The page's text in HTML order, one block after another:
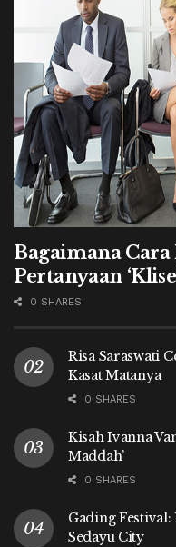
Bagaimana
Pertanyaan
0 SHARES
Risa Saraswati
Kasat Matanya
0 SHARES
Kisah Ivanna
Maddah’
0 SHARES
Gading
Sedayu City